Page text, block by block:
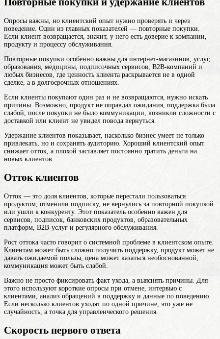
Опросы важны, но клиентский опыт нужно проверять и через
поведение. Один из главных показателей — повторные покупки.
Если клиент возвращается, значит, у него есть доверие к компании,
продукту и процессу обслуживания.
Повторные покупки особенно важны для интернет-магазинов, услуг,
образования, медицины, подписочных сервисов, B2B-компаний и
любых бизнесов, где ценность клиента раскрывается не в одной
сделке, а в долгосрочных отношениях.
Если клиенты покупают один раз и не возвращаются, нужно искать
причины. Возможно, продукт не оправдал ожидания, поддержка была
слабой, после покупки не было коммуникации, возникли сложности с
доставкой или клиент не увидел повода вернуться.
Удержание клиентов показывает, насколько бизнес умеет не только
привлекать, но и сохранять аудиторию. Хороший клиентский опыт
снижает отток, а плохой заставляет постоянно тратить деньги на
новых клиентов.
Отток клиентов
Отток — это доля клиентов, которые перестали пользоваться
продуктом, отменили подписку, не вернулись за повторной покупкой
или ушли к конкуренту. Этот показатель особенно важен для
сервисов, подписок, банковских продуктов, образовательных
платформ, B2B-услуг и регулярного обслуживания.
Рост оттока часто говорит о системной проблеме в клиентском опыте.
Клиентам может быть сложно получить поддержку, продукт может не
давать ожидаемой пользы, цена может казаться необоснованной,
коммуникация может быть слабой.
Важно не просто фиксировать факт ухода, а выяснять причины. Для
этого используют короткие опросы при отмене, интервью с
клиентами, анализ обращений в поддержку и данные по поведению.
Если несколько клиентов уходят по одной причине, это уже не
случайность, а точка для управленческого решения.
Скорость первого ответа